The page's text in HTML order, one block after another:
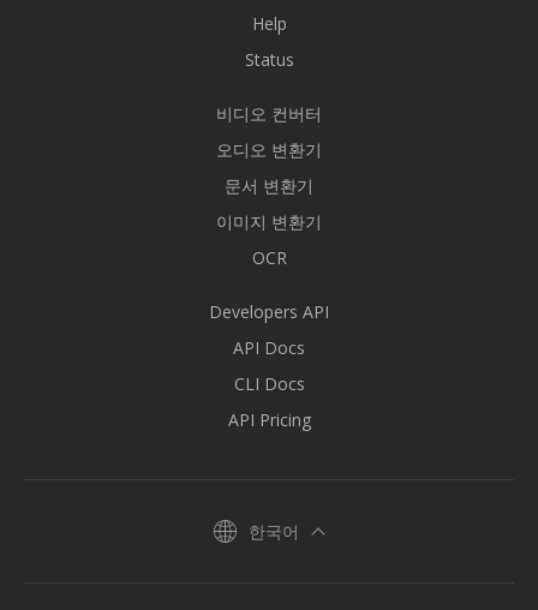
Help
Status
비디오 컨버터
오디오 변환기
문서 변환기
이미지 변환기
OCR
Developers API
API Docs
CLI Docs
API Pricing
한국어